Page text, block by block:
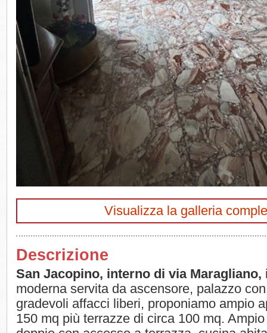
Visualizza la galleria
Descrizione
San Jacopino, interno di via Maragliano,
moderna servita da ascensore, palazzo
gradevoli affacci liberi, proponiamo ampio
150 mq più terrazze di circa 100 mq.